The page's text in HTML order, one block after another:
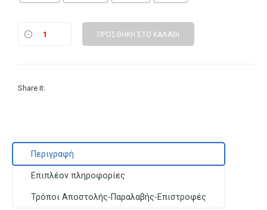
ΠΡΟΣΘΉΚΗ ΣΤΟ ΚΑΛΆΘΙ
Share it:
Περιγραφή
Επιπλέον πληροφορίες
Τρόποι Αποστολής-Παραλαβής-Επιστροφές